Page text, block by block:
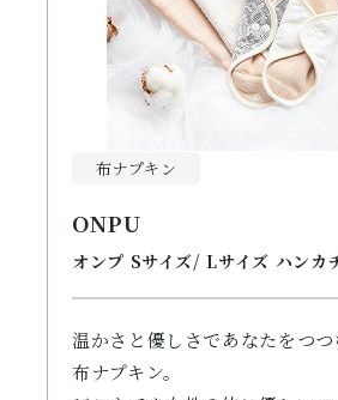
布ナプキン
ONPU
オンプ Sサイズ/ Lサイズ ハンカ
温かさと優しさであなたをつ
布ナプキン。